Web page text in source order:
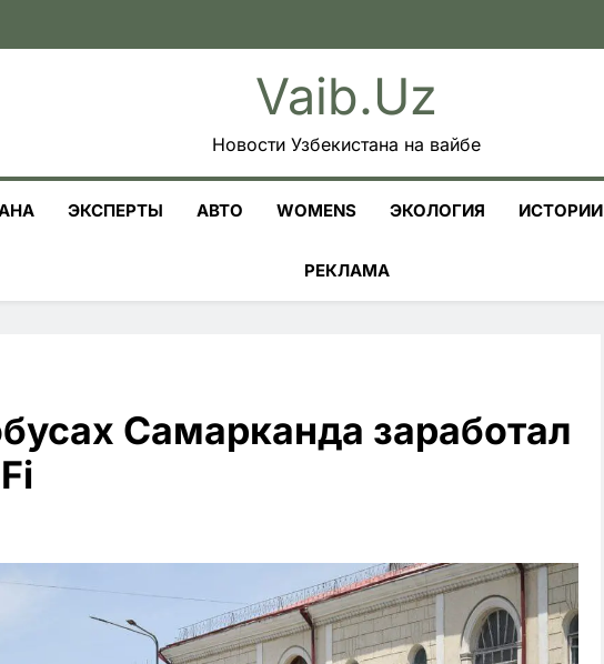
Vaib.uz
Новости Узбекистана на вайбе
ЭКСПЕРТЫ АВТО WOMENS ЭКОЛОГИЯ ИСТОРИИ
РЕКЛАМА
Самарканда заработал